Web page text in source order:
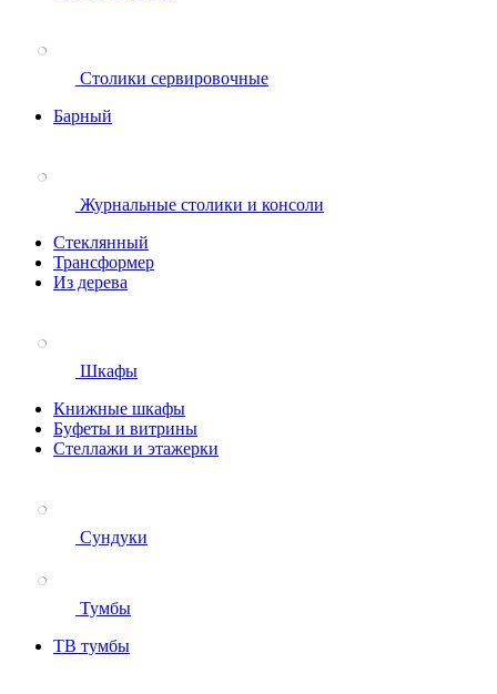
Столики сервировочные
Барный
Журнальные столики и консоли
Стеклянный
Трансформер
Из дерева
Шкафы
Книжные шкафы
Буфеты и витрины
Стеллажи и этажерки
Сундуки
Тумбы
ТВ тумбы